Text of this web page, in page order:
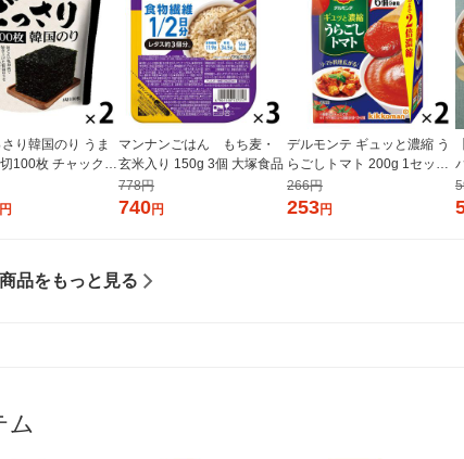
り韓国のり うま
100枚 チャック付
（1個×2）オリオ
円
マンナンごはん もち麦・
玄米入り 150g 3個 大塚食品
778円
740円
デルモンテ ギュッと濃縮 う
らごしトマト 200g 1セット
（1個×2）キッコーマン 紙
パック
266円
253円
品をもっと見る
ム